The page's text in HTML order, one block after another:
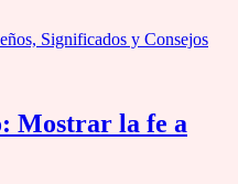
Significados y Consejos
Mostrar la fe a